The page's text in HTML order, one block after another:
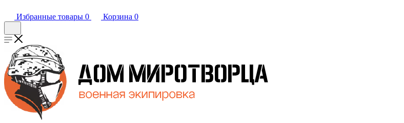
Избранные товары 0 Корзина 0